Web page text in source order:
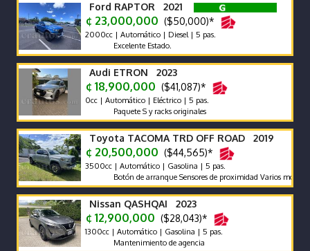
Ford RAPTOR 2021
¢ 23,000,000 ($50,000)*
2000cc | Automático | Diesel | 5 pas.
Excelente Estado.
Audi ETRON 2023
¢ 18,900,000 ($41,087)*
0cc | Automático | Eléctrico | 5 pas.
Paquete S y racks originales
Toyota TACOMA TRD OFF ROAD 2019
¢ 20,500,000 ($44,565)*
3500cc | Automático | Gasolina | 5 pas.
Botón de arranque Sensores de proximidad Varios modos de
Nissan QASHQAI 2023
¢ 12,900,000 ($28,043)*
1300cc | Automático | Gasolina | 5 pas.
Mantenimiento de agencia